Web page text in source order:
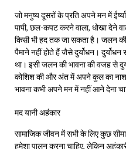
जो मनुष्य दूसरों के प्रति अपने मन में
पापी, छल-कपट करने वाला, धोखा देने
किसी भी हद तक जा सकता है। जलन
पैमाने नहीं होते हैं जैसे दुर्योधन। दुर्योधन
था। इसी जलन की भावना की वजह से
कोशिश की और अंत में अपने कुल का नाश
भावना कभी अपने मन में नहीं आने देना
मद यानी अहंकार
सामाजिक जीवन में सभी के लिए कुछ
हमेशा पालन करना चाहिए, लेकिन